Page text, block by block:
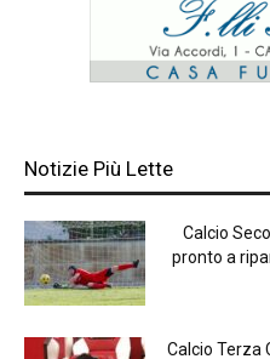
Notizie Più Lette
Calcio
pronto a
Calcio Terza